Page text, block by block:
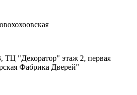
ТЦ "Декоратор" этаж 2, первая
Фабрика Дверей"